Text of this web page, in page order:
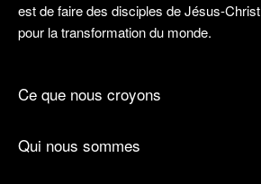
est de faire des disciples de Jésus-Christ
pour la transformation du monde.
Ce que nous croyons
Qui nous sommes